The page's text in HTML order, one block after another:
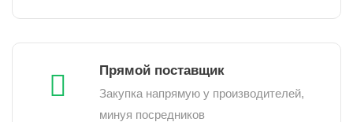
Прямой поставщик
Закупка напрямую у производителей,
минуя посредников